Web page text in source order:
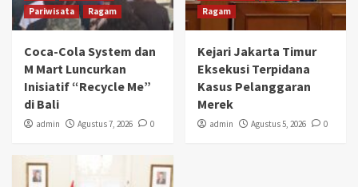
Pariwisata
Ragam
Coca-Cola System dan
M Mart Luncurkan
Inisiatif “Recycle Me”
di Bali
admin Agustus 7, 2026 0
Ragam
Kejari Jakarta Timur
Eksekusi Terpidana
Kasus Pelanggaran
Merek
admin Agustus 5, 2026 0